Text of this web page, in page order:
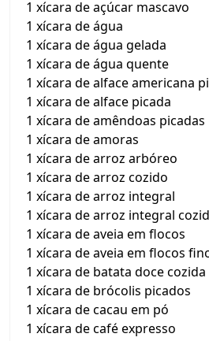
1 xícara de açúcar mascavo
1 xícara de água
1 xícara de água gelada
1 xícara de água quente
1 xícara de alface americana
1 xícara de alface picada
1 xícara de amêndoas picadas
1 xícara de amoras
1 xícara de arroz arbóreo
1 xícara de arroz cozido
1 xícara de arroz integral
1 xícara de arroz integral
1 xícara de aveia em flocos
1 xícara de aveia em flocos
1 xícara de batata doce cozida
1 xícara de brócolis picados
1 xícara de cacau em pó
1 xícara de café expresso